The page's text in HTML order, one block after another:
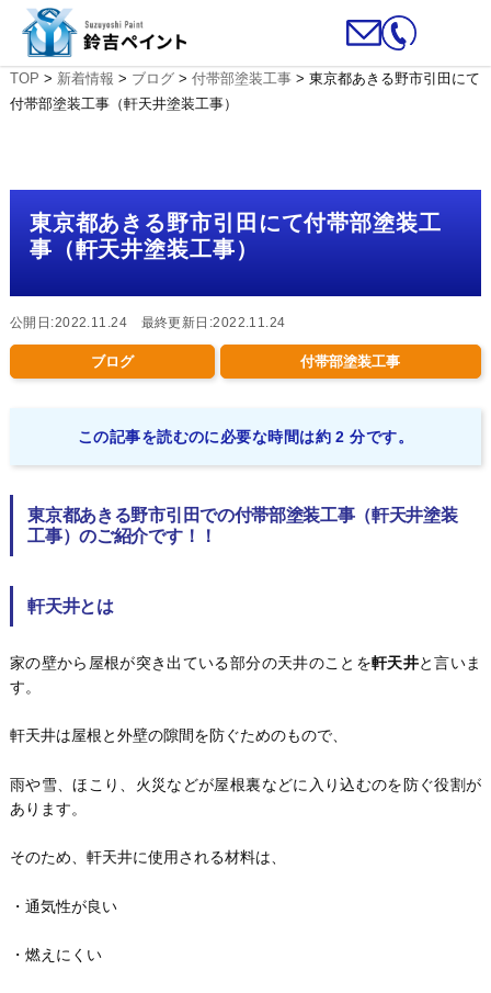
TOP > 新着情報 > ブログ> 付帯部塗装工事> 東京都あきる野市引田にて
付帯部塗装工事（軒天井塗装工事）
東京都あきる野市引田にて付帯部塗装工
事（軒天井塗装工事）
公開日:2022.11.24 最終更新日:2022.11.24
ブログ 付帯部塗装工事
この記事を読むのに必要な時間は約 2 分です。
東京都あきる野市引田での付帯部塗装工事（軒天井塗装
工事）のご紹介です！！
軒天井とは
家の壁から屋根が突き出ている部分の天井のことを軒天井と言いま
す。
軒天井は屋根と外壁の隙間を防ぐためのもので、
雨や雪、ほこり、火災などが屋根裏などに入り込むのを防ぐ役割が
あります。
そのため、軒天井に使用される材料は、
・通気性が良い
・燃えにくい